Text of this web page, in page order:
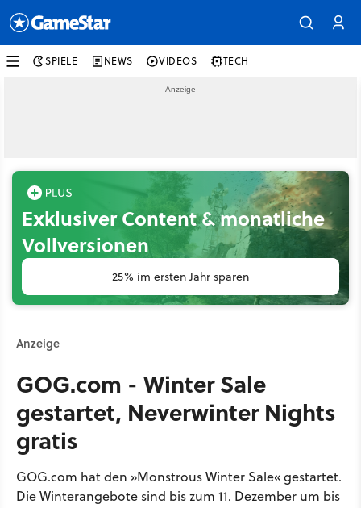
SPIELE NEWS VIDEOS TECH
Exklusiver Content & monatliche
Vollversionen
25% im ersten Jahr sparen
Anzeige
GOG.com - Winter Sale
gestartet, Neverwinter Nights
gratis
GOG.com hat den »Monstrous Winter Sale« gestartet.
Die Winterangebote sind bis zum 11. Dezember um bis